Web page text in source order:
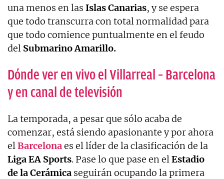
una menos en las Islas Canarias, y se espera
que todo transcurra con total normalidad para
que todo comience puntualmente en el feudo
del Submarino Amarillo.
Dónde ver en vivo el Villarreal – Barcelona
y en canal de televisión
La temporada, a pesar que sólo acaba de
comenzar, está siendo apasionante y por ahora
elBarcelonaes el líder de la clasificación de la
Liga EA Sports. Pase lo que pase en elEstadio
de la Cerámica seguirán ocupando la primera